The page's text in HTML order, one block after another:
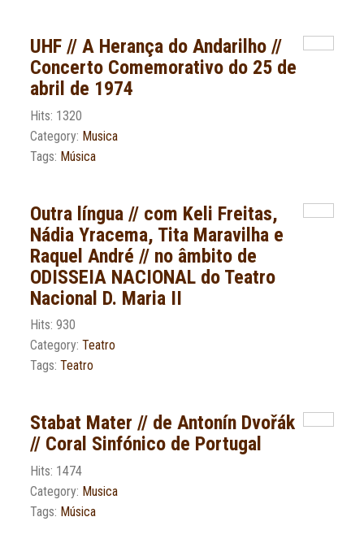
UHF // A Herança do Andarilho //
Concerto Comemorativo do 25 de
abril de 1974
Hits: 1320
Category: Musica
Tags: Música
Outra língua // com Keli Freitas,
Nádia Yracema, Tita Maravilha e
Raquel André // no âmbito de
ODISSEIA NACIONAL do Teatro
Nacional D. Maria II
Hits: 930
Category:Teatro
Tags:Teatro
Stabat Mater // de Antonín Dvořák
// Coral Sinfónico de Portugal
Hits: 1474
Category: Musica
Tags: Música